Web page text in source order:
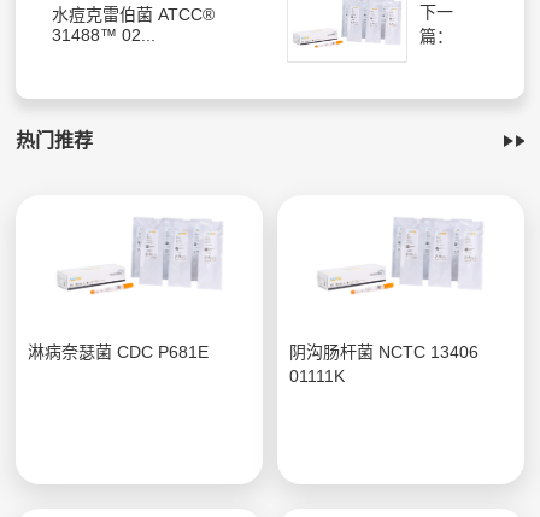
水痘克雷伯菌 ATCC®
31488™ 02...
下一
篇：
热门推荐
淋病奈瑟菌 CDC P681E
阴沟肠杆菌 NCTC 13406
01111K